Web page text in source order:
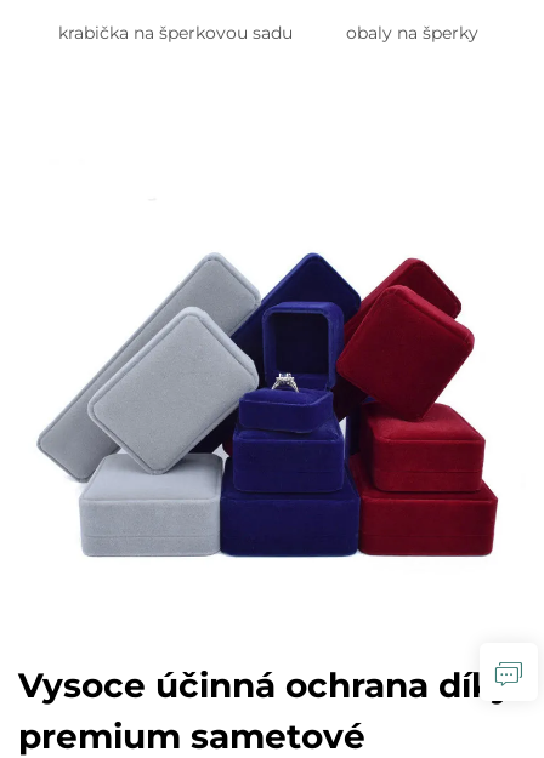
krabička na šperkovou sadu obaly na šperky
Vysoce účinná ochrana díky
premium sametové